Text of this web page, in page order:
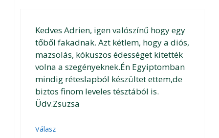
Kedves Adrien, igen valószínű hogy egy
tőből fakadnak. Azt kétlem, hogy a diós,
mazsolás, kókuszos édességet kitették
volna a szegényeknek.Én Egyiptomban
mindig réteslapból készültet ettem,de
biztos finom leveles tésztából is.
Üdv.Zsuzsa
Válasz